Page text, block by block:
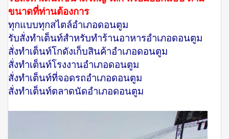
ขนาดที่ท่านต้องการ
ทุกแบบทุกสไตล์อำเภอดอนตูม
รับสั่งทำเต็นท์สำหรับทำร้านอาหารอำเภอดอนตูม
สั่งทำเต็นท์โกดังเก็บสินค้าอำเภอดอนตูม
สั่งทำเต็นท์โรงงานอำเภอดอนตูม
สั่งทำเต็นท์ที่จอดรถอำเภอดอนตูม
สั่งทำเต็นท์ตลาดนัดอำเภอดอนตูม